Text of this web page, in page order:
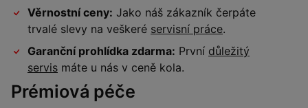
Věrnostní ceny: Jako náš zákazník čerpáte
trvalé slevy na veškeré servisní práce.
Garanční prohlídka zdarma: První důležitý
servis máte u nás v ceně kola.
Prémiová péče